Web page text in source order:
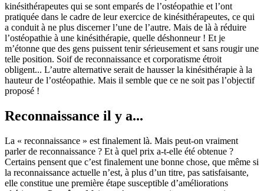
kinésithérapeutes qui se sont emparés de l’ostéopathie et l’ont
pratiquée dans le cadre de leur exercice de kinésithérapeutes, ce qui
a conduit à ne plus discerner l’une de l’autre. Mais de là à réduire
l’ostéopathie à une kinésithérapie, quelle déshonneur ! Et je
m’étonne que des gens puissent tenir sérieusement et sans rougir une
telle position. Soif de reconnaissance et corporatisme étroit
obligent... L’autre alternative serait de hausser la kinésithérapie à la
hauteur de l’ostéopathie. Mais il semble que ce ne soit pas l’objectif
proposé !
Reconnaissance il y a...
La « reconnaissance » est finalement là. Mais peut-on vraiment
parler de reconnaissance ? Et à quel prix a-t-elle été obtenue ?
Certains pensent que c’est finalement une bonne chose, que même si
la reconnaissance actuelle n’est, à plus d’un titre, pas satisfaisante,
elle constitue une première étape susceptible d’améliorations